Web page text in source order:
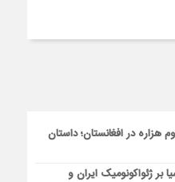
در افغانستان؛ داستان
بر ژئواکونومیک ایران و